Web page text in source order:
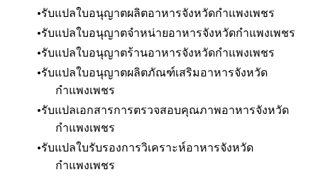
รับแปลใบอนุญาตผลิตอาหารจังหวัดกำแพงเพชร
รับแปลใบอนุญาตจำหน่ายอาหารจังหวัดกำแพงเพชร
รับแปลใบอนุญาตร้านอาหารจังหวัดกำแพงเพชร
รับแปลใบอนุญาตผลิตภัณฑ์เสริมอาหารจังหวัด
กำแพงเพชร
รับแปลเอกสารการตรวจสอบคุณภาพอาหารจังหวัด
กำแพงเพชร
รับแปลใบรับรองการวิเคราะห์อาหารจังหวัด
กำแพงเพชร